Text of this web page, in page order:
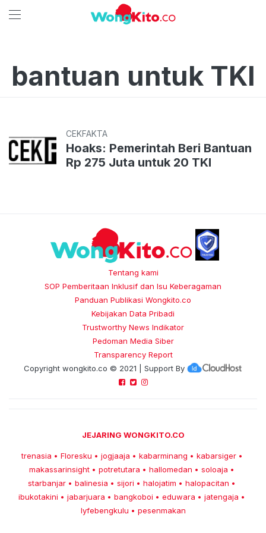
bantuan untuk TKI
CEKFAKTA
Hoaks: Pemerintah Beri Bantuan
Rp 275 Juta untuk 20 TKI
Tentang kami
SOP Pemberitaan Inklusif dan Isu Keberagaman
Panduan Publikasi Wongkito.co
Kebijakan Data Pribadi
Trustworthy News Indikator
Pedoman Media Siber
Transparency Report
Copyright wongkito.co © 2021 | Support By
JEJARING WONGKITO.CO
trenasia • Floresku • jogjaaja • kabarminang • kabarsiger •
makassarinsight • potretutara • hallomedan • soloaja •
starbanjar • balinesia • sijori • halojatim • halopacitan •
ibukotakini • jabarjuara • bangkoboi • eduwara • jatengaja •
lyfebengkulu • pesenmakan